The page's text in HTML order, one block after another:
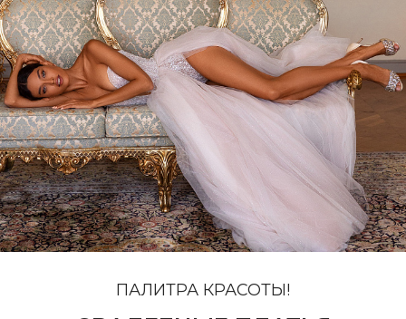
ПАЛИТРА КРАСОТЫ!